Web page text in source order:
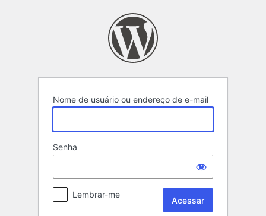
Nome de usuário ou endereço de e-mail
Senha
Lembrar-me